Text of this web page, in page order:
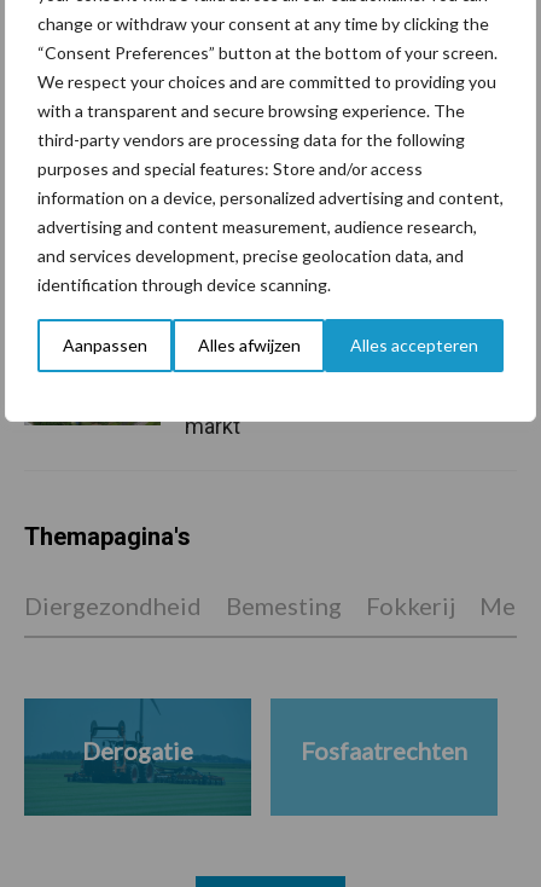
change or withdraw your consent at any time by clicking the
“Consent Preferences” button at the bottom of your screen.
We respect your choices and are committed to providing you
with a transparent and secure browsing experience. The
third-party vendors are processing data for the following
purposes and special features: Store and/or access
information on a device, personalized advertising and content,
advertising and content measurement, audience research,
and services development, precise geolocation data, and
identification through device scanning.
Aanpassen Alles afwijzen Alles accepteren
Grondstoffenmarkt blijft
grillig: droogte en
geopolitiek houden handel
in de greep
De speenhuid: een vaak
onderschatte risicofactor
voor mastitis
ForFarmers ziet volume en
marktaandeel groeien in
markt
Themapagina's
Diergezondheid Bemesting Fokkerij
Derogatie Fosfaatrechten